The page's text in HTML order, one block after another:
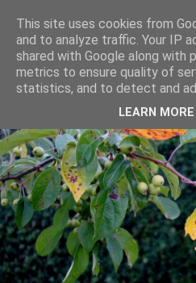
Ullas have
- en knoldesparkers
This site uses cookies from
and to analyze traffic. Your IP
shared with Google along with
metrics to ensure quality of
statistics, and to detect and
LEARN MORE